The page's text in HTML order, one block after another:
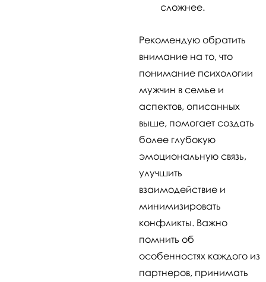
сложнее.
Рекомендую обратить
внимание на то, что
понимание психологии
мужчин в семье и
аспектов, описанных
выше, помогает создать
более глубокую
эмоциональную связь,
улучшить
взаимодействие и
минимизировать
конфликты. Важно
помнить об
особенностях каждого из
партнеров, принимать